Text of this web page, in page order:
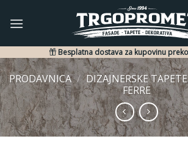
Besplatna dostava za kupovinu preko
PRODAVNICA / DIZAJNERSKE TAPETE
FERRE